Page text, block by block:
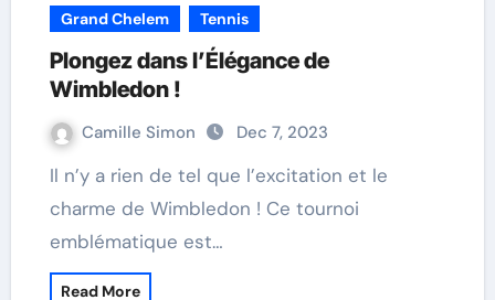
Grand Chelem Tennis
Plongez dans l’Élégance de
Wimbledon !
Camille Simon Dec 7, 2023
Il n’y a rien de tel que l’excitation et le
charme de Wimbledon ! Ce tournoi
emblématique est…
Read More